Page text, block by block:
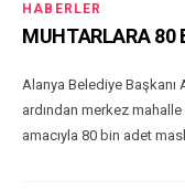
HABERLER
MUHTARLARA 80
Alanya Belediye Başkanı
ardından merkez mahalle
amacıyla 80 bin adet